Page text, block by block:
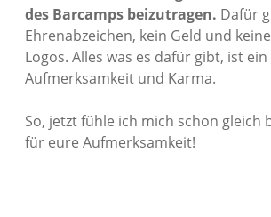
des Barcamps beizutragen. Dafür
Ehrenabzeichen, kein Geld und
Logos. Alles was es dafür gibt, ist
Aufmerksamkeit und Karma.
So, jetzt fühle ich mich schon gleich
für eure Aufmerksamkeit!